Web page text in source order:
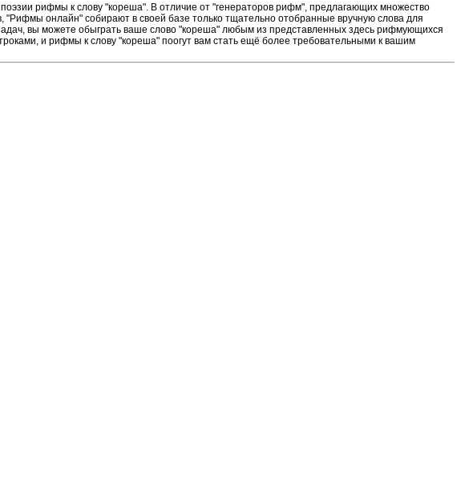
рифмы к слову "кореша". В отличие от "генераторов рифм", предлагающих множество
"Рифмы онлайн" собирают в своей базе только тщательно отобранные вручную слова для
вы можете обыграть ваше слово "кореша" любым из представленных здесь рифмующихся
и рифмы к слову "кореша" поогут вам стать ещё более требовательными к вашим